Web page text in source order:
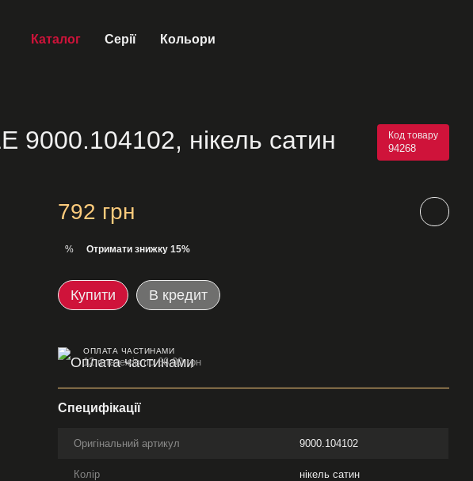
Каталог Серії Кольори
9000.104102, нікель сатин Код товару
94268
792 грн
% Отримати знижку 15%
Купити В кредит
ОПЛАТА ЧАСТИНАМИ
12 платежів по 66.00 грн
Специфікації
Оригінальний артикул 9000.104102
Колір нікель сатин